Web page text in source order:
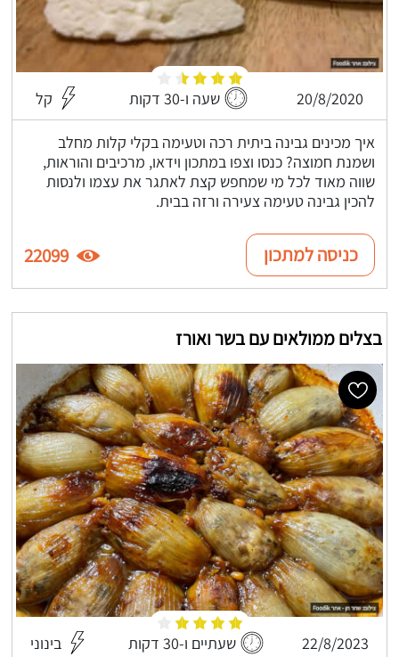
20/8/2020 שעה ו-30 דקות קל
איך מכינים גבינה ביתית רכה וטעימה בקלי קלות מחלב
ושמנת חמוצה? כנסו וצפו במתכון וידאו, מרכיבים והוראות,
שווה מאוד לכל מי שמחפש קצת לאתגר את עצמו ולנסות
להכין גבינה טעימה צעירה ורזה בבית.
כניסה למתכון 22099
בצלים ממולאים עם בשר ואורז
22/8/2023 שעתיים ו-30 דקות בינוני